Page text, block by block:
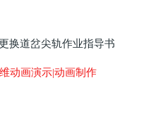
换道岔尖轨作业指导书
动画演示|动画制作